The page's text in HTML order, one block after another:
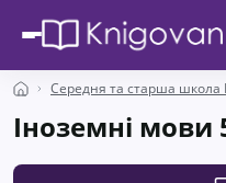
Середня та старша
Іноземні мови